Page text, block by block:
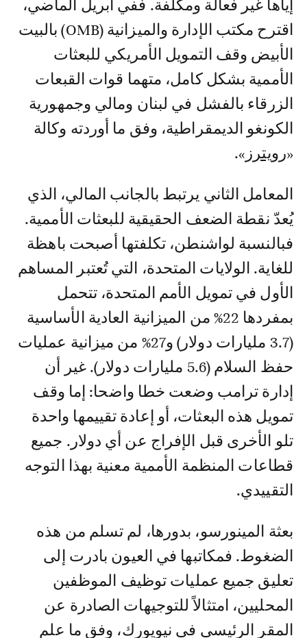
إياها غير فعالة ومكلفة. ففي أبريل الماضي،
اقترح مكتب الإدارة والميزانية (OMB) بالبيت
الأبيض وقف التمويل الأمريكي للبعثات
الأممية بشكل كامل، متهما قوات القبعات
الزرقاء بالفشل في لبنان ومالي وجمهورية
الكونغو الديمقراطية، وفق ما أوردته وكالة
«رويترز ».
المعامل الثاني يرتبط بالجانب المالي، الذي
يُعدّ نقطة الضعف الحقيقية للبعثات الأممية.
فبالنسبة لواشنطن، تكلفتها أصبحت باهظة
للغاية. الولايات المتحدة، التي تُعتبر المساهم
الأول في تمويل الأمم المتحدة، تتحمل
بمفردها 22% من الميزانية العادية الأساسية
(3.7 مليارات دولار) و27% من ميزانية عمليات
حفظ السلام (5.6 مليارات دولار). غير أن
إدارة ترامب وضعت خطا واضحا: إما وقف
تمويل هذه البعثات، أو إعادة تقييمها واحدة
تلو الأخرى قبل الإفراج عن أي دولار. جميع
قطاعات المنظمة الأممية معنية بهذا التوجه
التقييدي.
بعثة المينورسو، بدورها، لم تسلم من هذه
الضغوط. فمكاتبها في العيون بادرت إلى
تعليق جميع عمليات توظيف الموظفين
المحليين، امتثالاً للتوجيهات الصادرة عن
المقر الرئيسي في نيويورك، وفق ما علم